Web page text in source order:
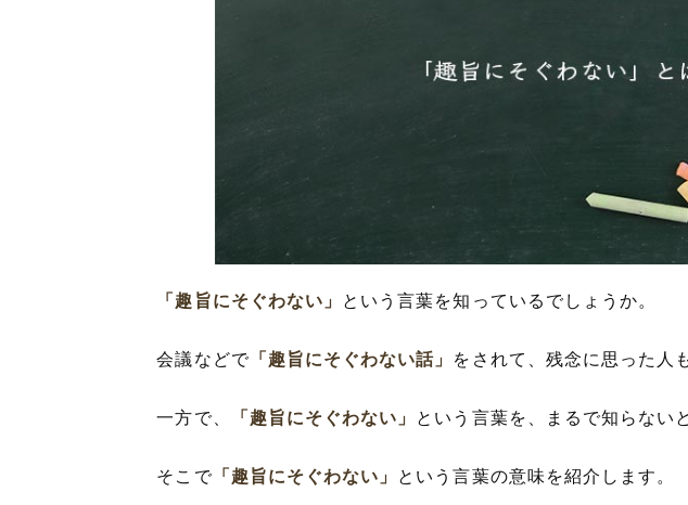
「趣旨にそぐわない」の類語や類似表現
「趣旨にそぐわない」 という言葉を知っているでしょうか。
会議などで「趣旨にそぐわない話」 をされて、残念に思った人
一方で、 「趣旨にそぐわない」 という言葉を、まるで知らない
そこで「趣旨にそぐわない」 という言葉の意味を紹介します。